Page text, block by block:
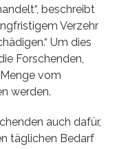
beschreibt
Verzehr
Um dies
Forschenden,
vom
werden.
auch dafür,
täglichen Bedarf